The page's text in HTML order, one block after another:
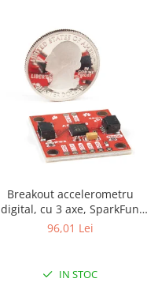
Breakout accelerometru
digital, cu 3 axe, SparkFun
ADXL313
96,01 Lei
IN STOC